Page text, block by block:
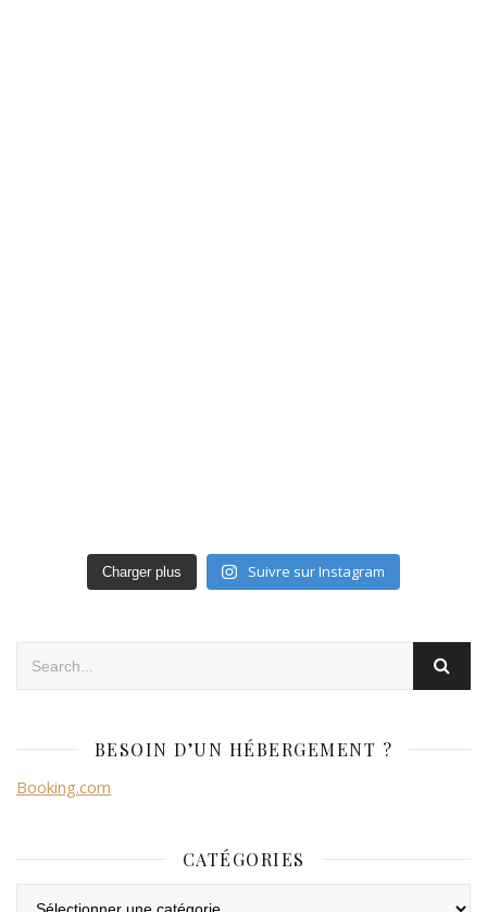
Charger plus Suivre sur Instagram
BESOIN D’UN HÉBERGEMENT ?
Booking.com
CATÉGORIES